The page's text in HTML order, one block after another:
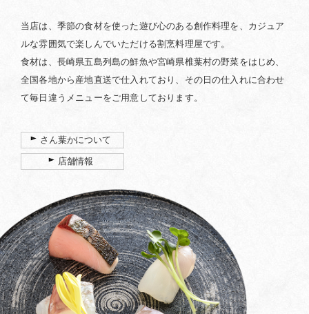
当店は、季節の食材を使った遊び心のある創作料理を、カジュア
ルな雰囲気で楽しんでいただける割烹料理屋です。
食材は、長崎県五島列島の鮮魚や宮崎県椎葉村の野菜をはじめ、
全国各地から産地直送で仕入れており、その日の仕入れに合わせ
て毎日違うメニューをご用意しております。
さん葉かについて
店舗情報